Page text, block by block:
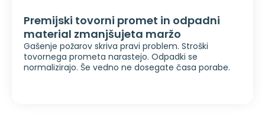
Premijski tovorni promet in odpadni
material zmanjšujeta maržo
Gašenje požarov skriva pravi problem. Stroški
tovornega prometa narastejo. Odpadki se
normalizirajo. Še vedno ne dosegate časa porabe.